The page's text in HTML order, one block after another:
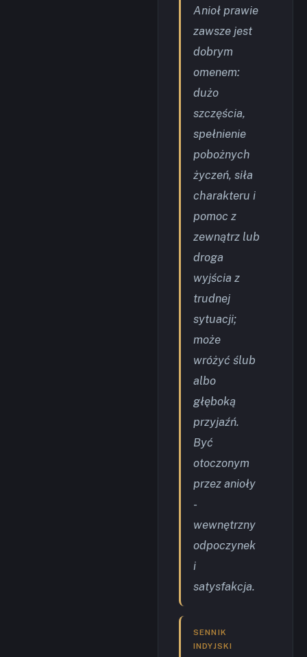
Anioł prawie
zawsze jest
dobrym
omenem:
dużo
szczęścia,
spełnienie
pobożnych
życzeń, siła
charakteru i
pomoc z
zewnątrz lub
droga
wyjścia z
trudnej
sytuacji;
może
wróżyć ślub
albo
głęboką
przyjaźń.
Być
otoczonym
przez anioły
-
wewnętrzny
odpoczynek
i
satysfakcja.
SENNIK
INDYJSKI